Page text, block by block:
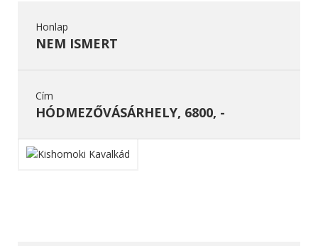
Honlap
NEM ISMERT
Cím
HÓDMEZŐVÁSÁRHELY, 6800, -